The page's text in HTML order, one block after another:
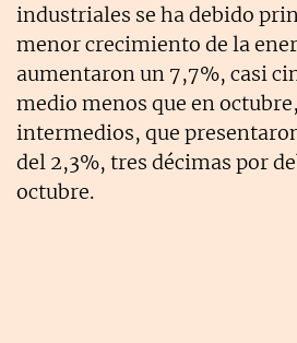
industriales se ha debido
menor crecimiento de la
aumentaron un 7,7%, casi
medio menos que en
intermedios, que
del 2,3%, tres décimas por
octubre.